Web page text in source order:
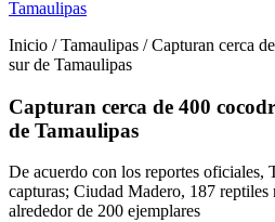
Tamaulipas
Inicio / Tamaulipas / Capturan cerca
sur de Tamaulipas
Capturan cerca de 400
de Tamaulipas
De acuerdo con los reportes oficiales,
capturas; Ciudad Madero, 187
alrededor de 200 ejemplares